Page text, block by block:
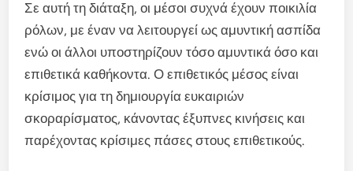
Σε αυτή τη διάταξη, οι μέσοι συχνά έχουν ποικιλία
ρόλων, με έναν να λειτουργεί ως αμυντική ασπίδα
ενώ οι άλλοι υποστηρίζουν τόσο αμυντικά όσο και
επιθετικά καθήκοντα. Ο επιθετικός μέσος είναι
κρίσιμος για τη δημιουργία ευκαιριών
σκοραρίσματος, κάνοντας έξυπνες κινήσεις και
παρέχοντας κρίσιμες πάσες στους επιθετικούς.